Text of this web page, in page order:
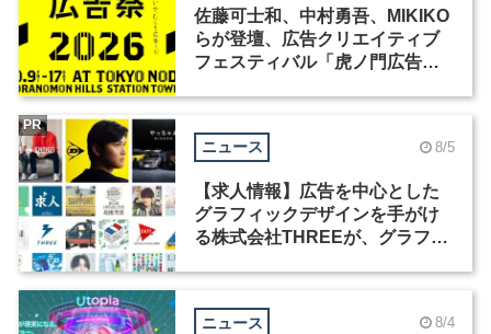
佐藤可士和、中村勇吾、MIKIKO
らが登壇、広告クリエイティブ
フェスティバル「虎ノ門広告
ニュース 8/5
【求人情報】広告を中心とした
グラフィックデザインを手がけ
る株式会社THREEが、グラフィ
PR
ニュース 8/4